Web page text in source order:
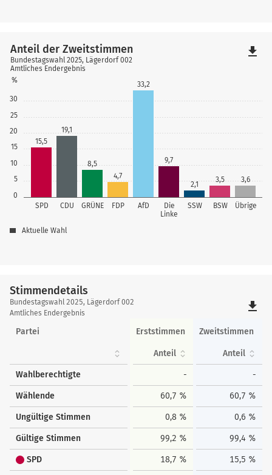
0
5
10
15
20
25
30
%
SPD CDU GRÜNE FDP AfD
Die
Linke
SSW BSW Übrige
15,5
19,1
8,5
4,7
33,2
9,7
2,1
3,5 3,6
Anteil der Zweitstimmen
Bundestagswahl 2025, Lägerdorf 002
Amtliches Endergebnis
Aktuelle Wahl
file_download
Stimmendetails
Stimmendetails
Bundestagswahl 2025, Lägerdorf 002
Amtliches Endergebnis
file_download
Partei Erststimmen Zweitstimmen
Anteil Anteil
Wahlberechtigte - -
Wählende 60,7 % 60,7 %
Ungültige Stimmen 0,8 % 0,6 %
Gültige Stimmen 99,2 % 99,4 %
SPD 18,7 % 15,5 %